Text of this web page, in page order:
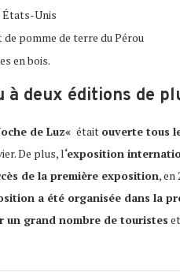
États-Unis
pomme de terre du Pérou
en bois.
à deux éditions de
de Luz« était ouverte tous
De plus, l‘exposition
de la première exposition, en
a été organisée dans la
un grand nombre de touristes et